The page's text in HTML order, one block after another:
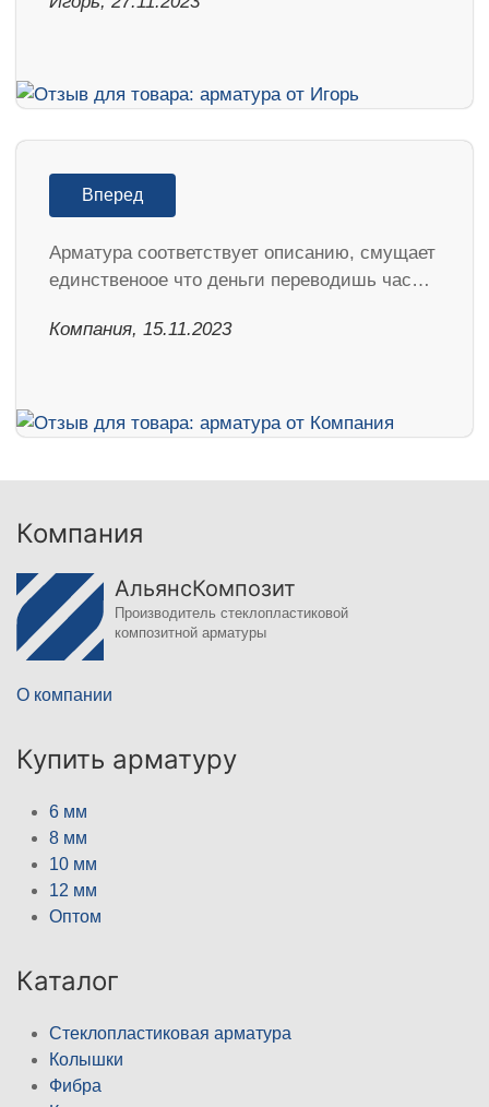
Вперед
Арматура соответствует описанию, смущает
единственоое что деньги переводишь час…
Компания, 15.11.2023
Компания
АльянсКомпозит
Производитель стеклопластиковой
композитной арматуры
О компании
Купить арматуру
6 мм
8 мм
10 мм
12 мм
Оптом
Каталог
Стеклопластиковая арматура
Колышки
Фибра